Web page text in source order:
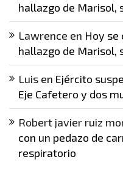
hallazgo de Marisol,
Lawrence en Hoy se
hallazgo de Marisol,
Luis en Ejército
Eje Cafetero y dos
Robert javier ruiz
con un pedazo de
respiratorio